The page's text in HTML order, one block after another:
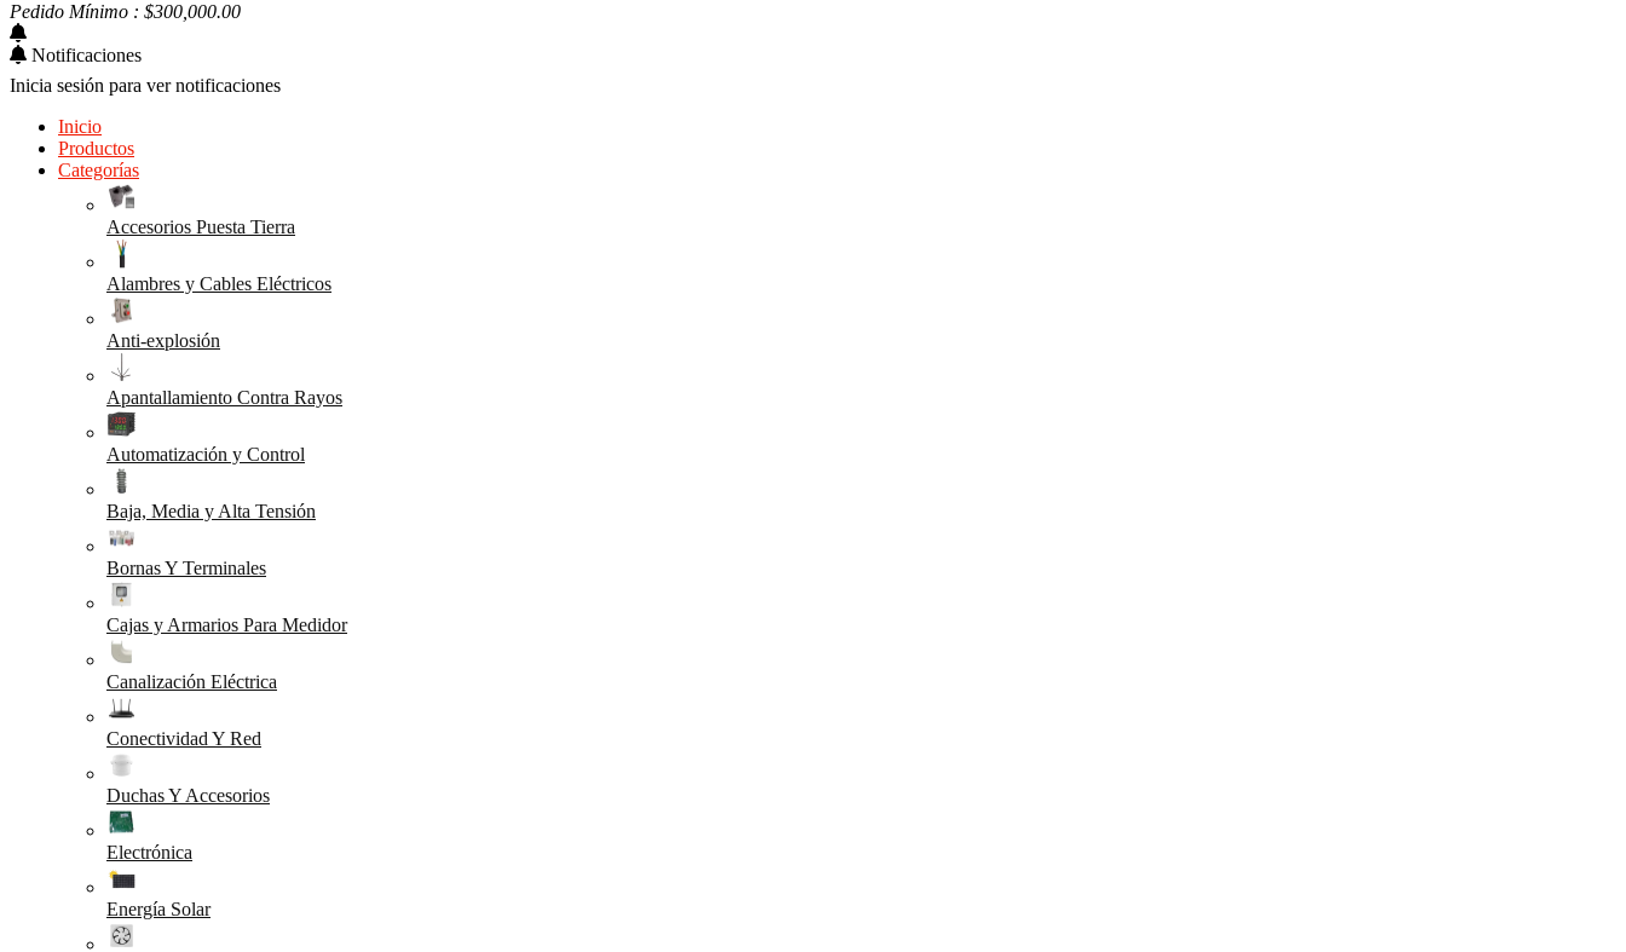
Pedido Mínimo : $300,000.00
Notificaciones
Inicia sesión para ver notificaciones
Inicio
Productos
Categorías
Accesorios Puesta Tierra
Alambres y Cables Eléctricos
Anti-explosión
Apantallamiento Contra Rayos
Automatización y Control
Baja, Media y Alta Tensión
Bornas Y Terminales
Cajas y Armarios Para Medidor
Canalización Eléctrica
Conectividad Y Red
Duchas Y Accesorios
Electrónica
Energía Solar